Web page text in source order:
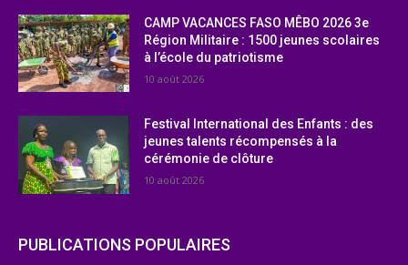
CAMP VACANCES FASO MÊBO 2026 3e
Région Militaire : 1500 jeunes scolaires
à l’école du patriotisme
10 août 2026
Festival International des Enfants : des
jeunes talents récompensés à la
cérémonie de clôture
10 août 2026
PUBLICATIONS POPULAIRES